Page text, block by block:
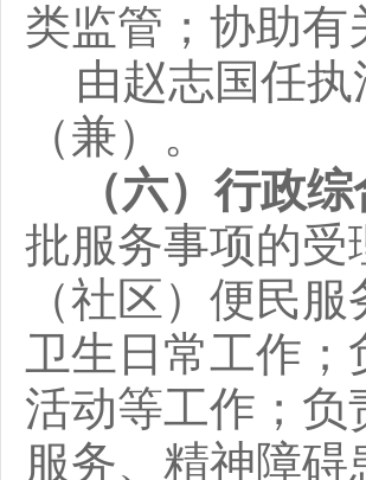
类监管；协助
由赵志国任
（兼） 。
（六）行政
批服务事项的受
（社区）便民
卫生日常工作
活动等工作；
服务、精神障